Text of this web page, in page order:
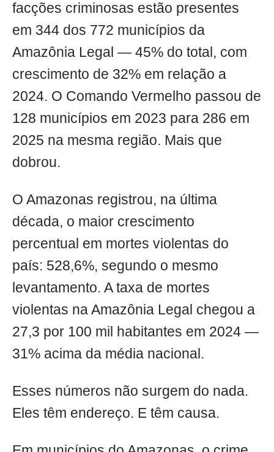
facções criminosas estão presentes
em 344 dos 772 municípios da
Amazônia Legal — 45% do total, com
crescimento de 32% em relação a
2024. O Comando Vermelho passou de
128 municípios em 2023 para 286 em
2025 na mesma região. Mais que
dobrou.
O Amazonas registrou, na última
década, o maior crescimento
percentual em mortes violentas do
país: 528,6%, segundo o mesmo
levantamento. A taxa de mortes
violentas na Amazônia Legal chegou a
27,3 por 100 mil habitantes em 2024 —
31% acima da média nacional.
Esses números não surgem do nada.
Eles têm endereço. E têm causa.